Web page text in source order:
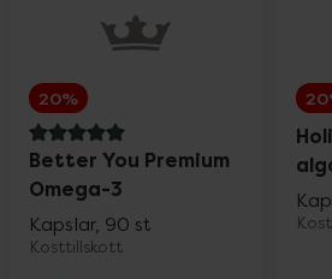
20%
5 av 5 i omdöme
Better You Premium
Omega-3
Kapslar, 90 st
Kosttillskott